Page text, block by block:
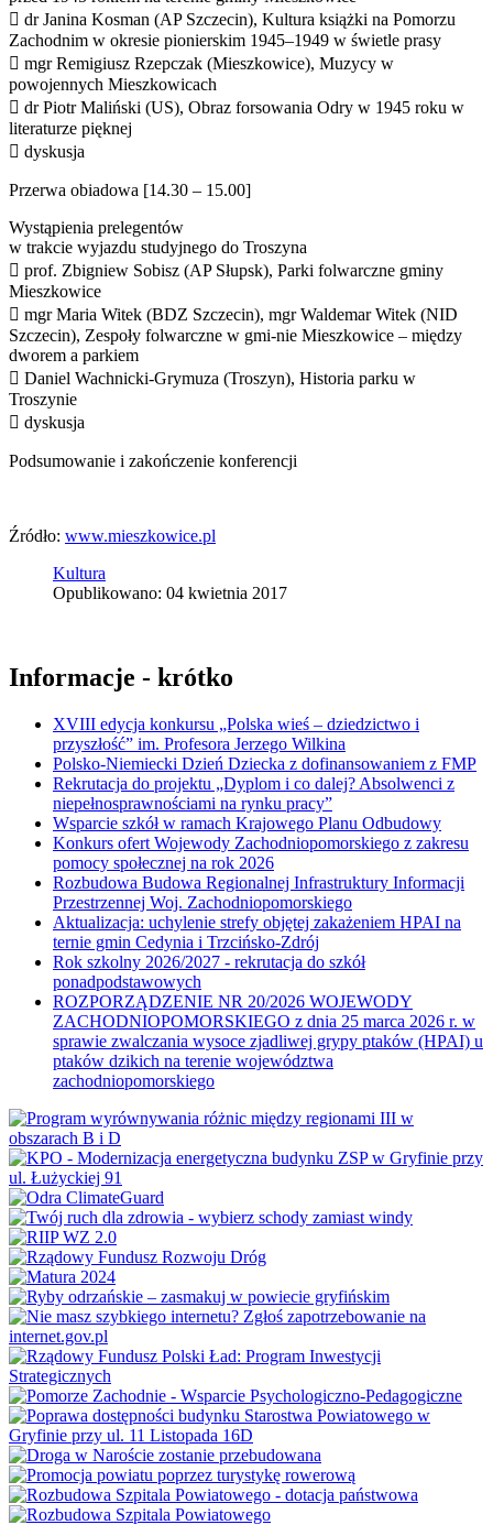
 dr Janina Kosman (AP Szczecin), Kultura książki na Pomorzu
Zachodnim w okresie pionierskim 1945–1949 w świetle prasy
 mgr Remigiusz Rzepczak (Mieszkowice), Muzycy w
powojennych Mieszkowicach
 dr Piotr Maliński (US), Obraz forsowania Odry w 1945 roku w
literaturze pięknej
 dyskusja
Przerwa obiadowa [14.30 – 15.00]
Wystąpienia prelegentów
w trakcie wyjazdu studyjnego do Troszyna
 prof. Zbigniew Sobisz (AP Słupsk), Parki folwarczne gminy
Mieszkowice
 mgr Maria Witek (BDZ Szczecin), mgr Waldemar Witek (NID
Szczecin), Zespoły folwarczne w gmi-nie Mieszkowice – między
dworem a parkiem
 Daniel Wachnicki-Grymuza (Troszyn), Historia parku w
Troszynie
 dyskusja
Podsumowanie i zakończenie konferencji
Źródło: www.mieszkowice.pl
Kultura
Opublikowano: 04 kwietnia 2017
Informacje - krótko
XVIII edycja konkursu „Polska wieś – dziedzictwo i
przyszłość” im. Profesora Jerzego Wilkina
Polsko-Niemiecki Dzień Dziecka z dofinansowaniem z FMP
Rekrutacja do projektu „Dyplom i co dalej? Absolwenci z
niepełnosprawnościami na rynku pracy”
Wsparcie szkół w ramach Krajowego Planu Odbudowy
Konkurs ofert Wojewody Zachodniopomorskiego z zakresu
pomocy społecznej na rok 2026
Rozbudowa Budowa Regionalnej Infrastruktury Informacji
Przestrzennej Woj. Zachodniopomorskiego
Aktualizacja: uchylenie strefy objętej zakażeniem HPAI na
ternie gmin Cedynia i Trzcińsko-Zdrój
Rok szkolny 2026/2027 - rekrutacja do szkół
ponadpodstawowych
ROZPORZĄDZENIE NR 20/2026 WOJEWODY
ZACHODNIOPOMORSKIEGO z dnia 25 marca 2026 r. w
sprawie zwalczania wysoce zjadliwej grypy ptaków (HPAI) u
ptaków dzikich na terenie województwa
zachodniopomorskiego